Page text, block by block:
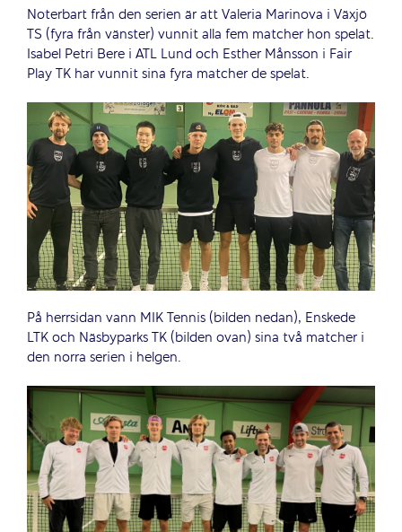
Noterbart från den serien är att Valeria Marinova i Växjö
TS (fyra från vänster) vunnit alla fem matcher hon spelat.
Isabel Petri Bere i ATL Lund och Esther Månsson i Fair
Play TK har vunnit sina fyra matcher de spelat.
På herrsidan vann MIK Tennis (bilden nedan), Enskede
LTK och Näsbyparks TK (bilden ovan) sina två matcher i
den norra serien i helgen.